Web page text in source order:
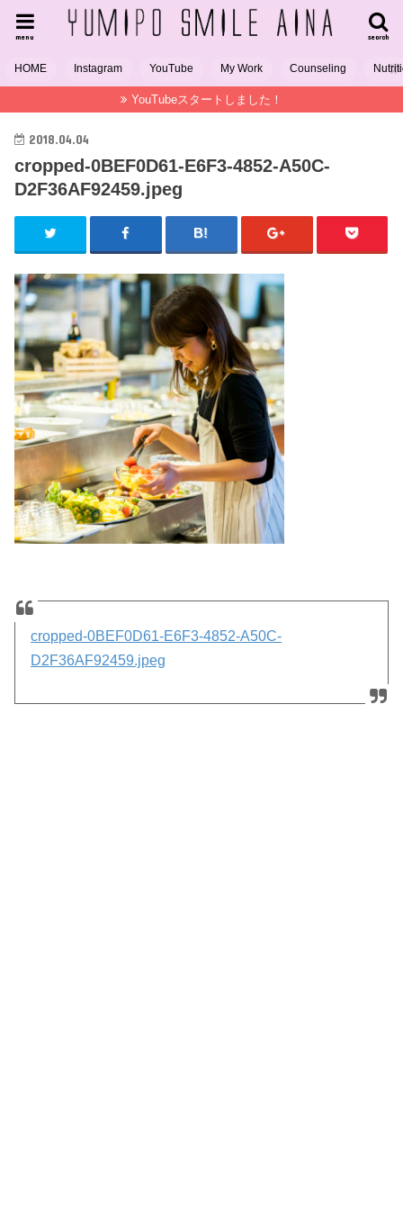
search
menu
HOME Instagram YouTube My Work Counseling
YouTubeスタートしました！
2018.04.04
cropped-0BEF0D61-E6F3-4852-A50C-
D2F36AF92459.jpeg
cropped-0BEF0D61-E6F3-4852-A50C-
D2F36AF92459.jpeg